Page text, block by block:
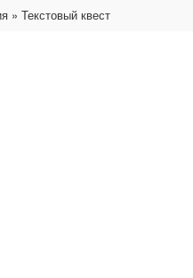
» Текстовый квест